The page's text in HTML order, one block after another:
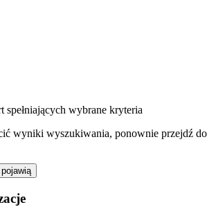
spełniających wybrane kryteria
wyniki wyszukiwania, ponownie przejdź do